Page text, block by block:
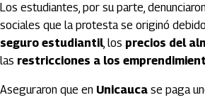
Los estudiantes, por su parte,
sociales que la protesta se originó
seguro estudiantil, los precios del
las restricciones a los
Aseguraron que en Unicauca se paga